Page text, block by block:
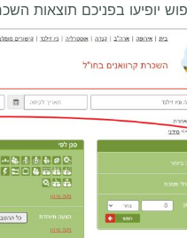
יופיעו בפניכם תוצאות